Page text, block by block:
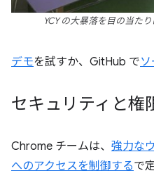
YCY の大暴落を目の当た
デモを試すか、GitHub で
セキュリティと権
Chrome チームは、 強力な
へのアクセスを制御するで